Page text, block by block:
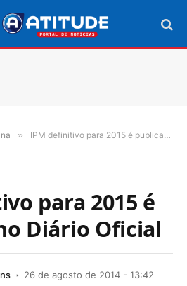
» IPM definitivo para 2015 é publicado no Diário Oficial
para 2015 é
Diário Oficial
26 de agosto de 2014 - 13:42